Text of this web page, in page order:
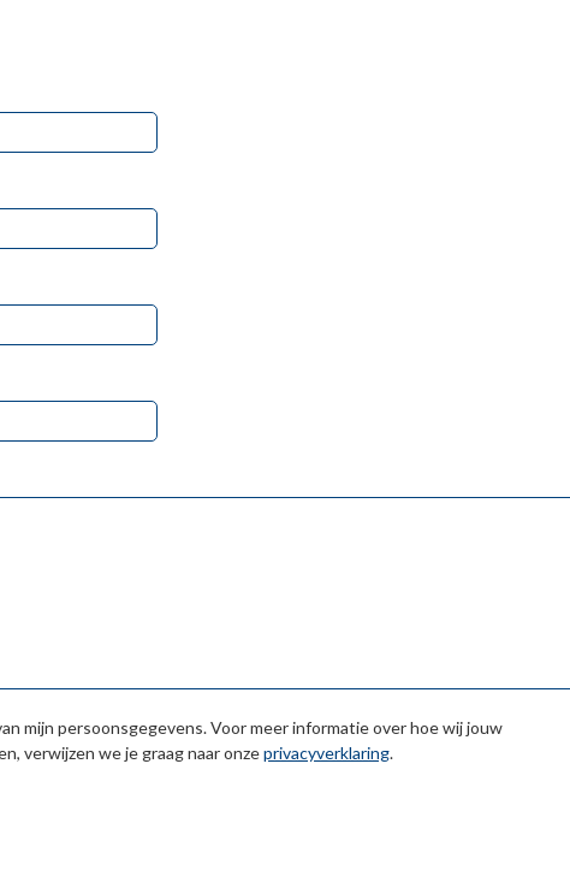
mijn persoonsgegevens. Voor meer informatie over hoe wij jouw
verwijzen we je graag naar onzeprivacyverklaring.